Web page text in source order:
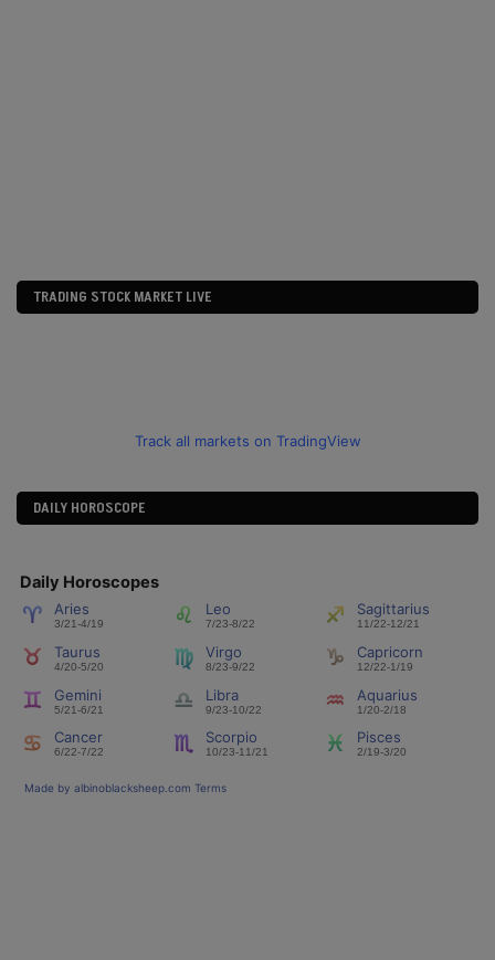
TRADING STOCK MARKET LIVE
Track all markets on TradingView
DAILY HOROSCOPE